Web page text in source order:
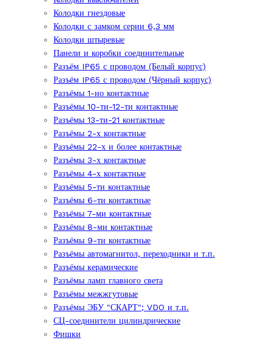
Колодки гнездовые
Колодки с замком серии 6,3 мм
Колодки штыревые
Панели и коробки соединительные
Разъём IP65 с проводом (Белый корпус)
Разъём IP65 с проводом (Чёрный корпус)
Разъёмы 1-но контактные
Разъёмы 10-ти-12-ти контактные
Разъёмы 13-ти-21 контактные
Разъёмы 2-х контактные
Разъёмы 22-х и более контактные
Разъёмы 3-х контактные
Разъёмы 4-х контактные
Разъёмы 5-ти контактные
Разъёмы 6-ти контактные
Разъёмы 7-ми контактные
Разъёмы 8-ми контактные
Разъёмы 9-ти контактные
Разъёмы автомагнитол, переходники и т.п.
Разъёмы керамические
Разъёмы ламп главного света
Разъёмы межжгутовые
Разъёмы ЭБУ "СКАРТ"; VDO и т.п.
СЦ-соединители цилиндрические
Фишки